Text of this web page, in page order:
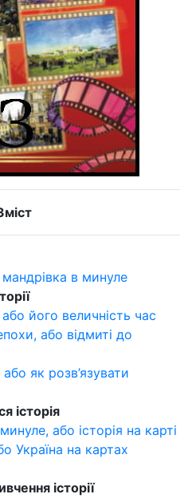
в минуле
або його величність час
або відмиті до
або як розв’язувати
історія
або історія на карті
Україна на картах
історії